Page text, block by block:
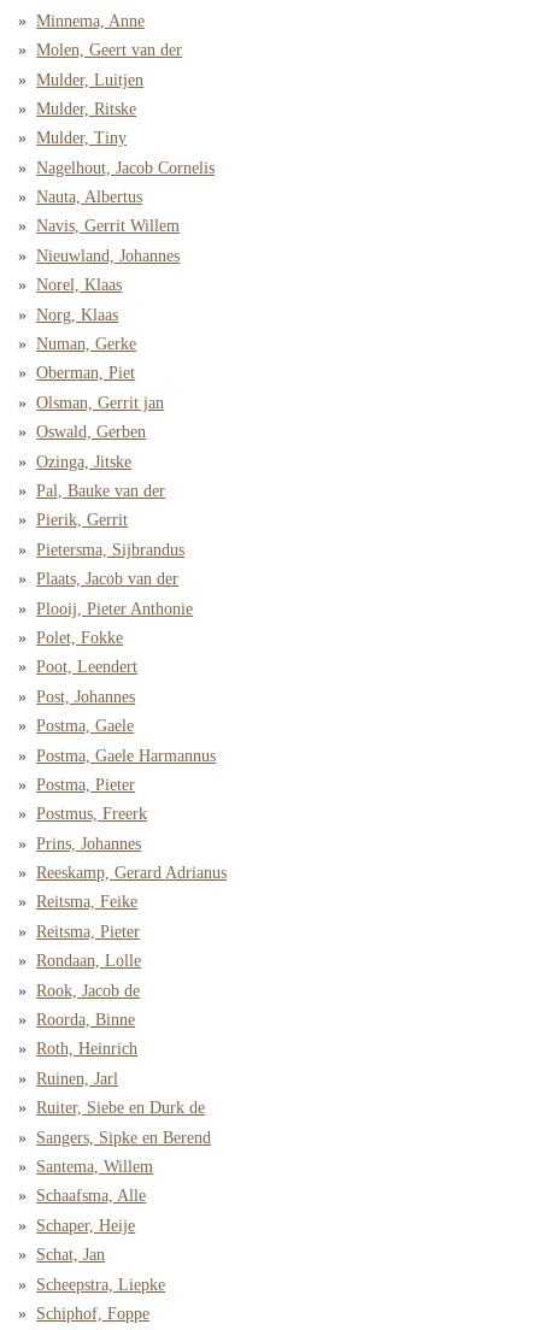
Minnema, Anne
Molen, Geert van der
Mulder, Luitjen
Mulder, Ritske
Mulder, Tiny
Nagelhout, Jacob Cornelis
Nauta, Albertus
Navis, Gerrit Willem
Nieuwland, Johannes
Norel, Klaas
Norg, Klaas
Numan, Gerke
Oberman, Piet
Olsman, Gerrit jan
Oswald, Gerben
Ozinga, Jitske
Pal, Bauke van der
Pierik, Gerrit
Pietersma, Sijbrandus
Plaats, Jacob van der
Plooij, Pieter Anthonie
Polet, Fokke
Poot, Leendert
Post, Johannes
Postma, Gaele
Postma, Gaele Harmannus
Postma, Pieter
Postmus, Freerk
Prins, Johannes
Reeskamp, Gerard Adrianus
Reitsma, Feike
Reitsma, Pieter
Rondaan, Lolle
Rook, Jacob de
Roorda, Binne
Roth, Heinrich
Ruinen, Jarl
Ruiter, Siebe en Durk de
Sangers, Sipke en Berend
Santema, Willem
Schaafsma, Alle
Schaper, Heije
Schat, Jan
Scheepstra, Liepke
Schiphof, Foppe